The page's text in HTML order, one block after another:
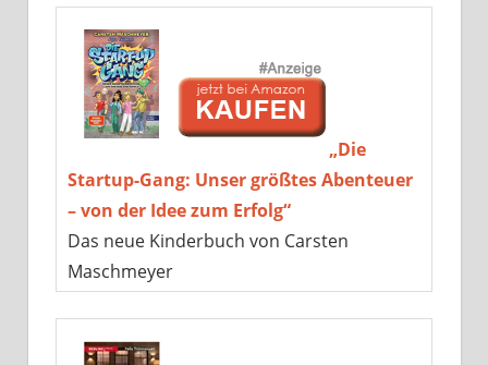
„Die
Startup-Gang: Unser größtes Abenteuer
– von der Idee zum Erfolg“
Das neue Kinderbuch von Carsten
Maschmeyer